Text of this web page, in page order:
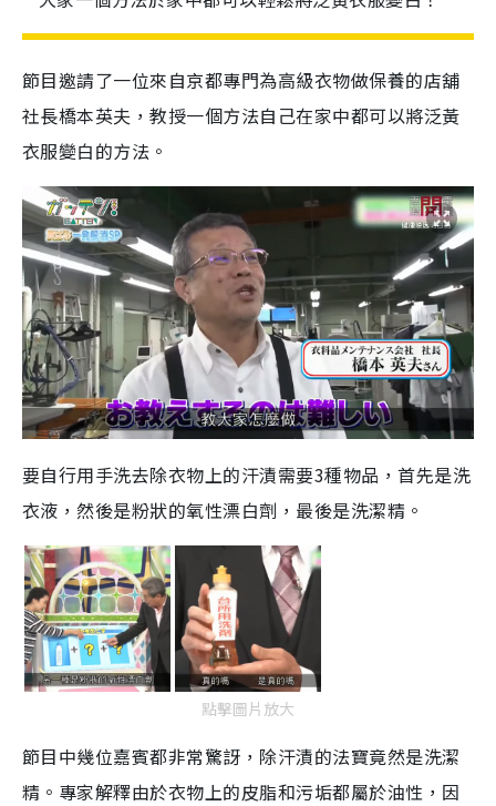
節目邀請了一位來自京都專門為高級衣物做保養的店舖
社長橋本英夫，教授一個方法自己在家中都可以將泛黃
衣服變白的方法。
要自行用手洗去除衣物上的汗漬需要3種物品，首先是洗
衣液，然後是粉狀的氧性漂白劑，最後是洗潔精。
點擊圖片放大
節目中幾位嘉賓都非常驚訝，除汗漬的法寶竟然是洗潔
精。專家解釋由於衣物上的皮脂和污垢都屬於油性，因